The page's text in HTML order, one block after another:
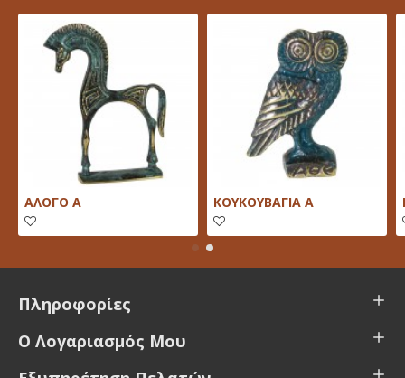
ΑΛΟΓΟ Α ΚΟΥΚΟΥΒΑΓΙΑ Α
Πληροφορίες
Ο Λογαριασμός Μου